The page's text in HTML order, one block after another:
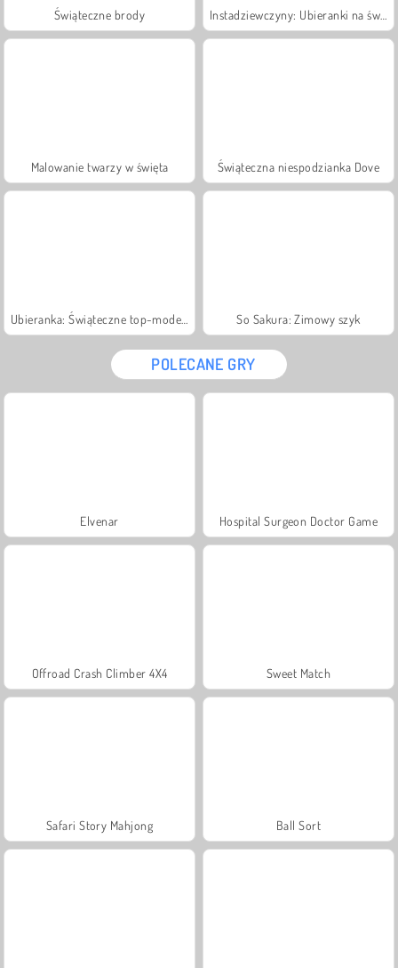
Świąteczne brody
Malowanie twarzy w święta Świąteczna niespodzianka Dove
So Sakura: Zimowy szyk
POLECANE GRY
Elvenar Hospital Surgeon Doctor Game
Offroad Crash Climber 4X4 Sweet Match
Safari Story Mahjong Ball Sort